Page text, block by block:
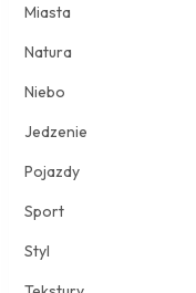
Miasta
Natura
Niebo
Jedzenie
Pojazdy
Sport
Styl